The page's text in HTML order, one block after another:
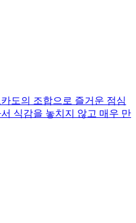
도의 조합으로 즐거운 점심
식감을 놓치지 않고 매우 만